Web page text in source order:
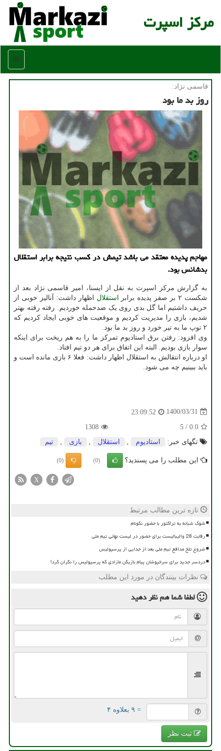
مركز اسپرت
منو
قاسمی نژاد:
روز بد ما بود
مهاجم پدیده معتقد می باشد تیمش در کسب نتیجه برابر استقلال
بدشانس بود.
به گزارش مرکز اسپرت به نقل از ایسنا، امیر قاسمی نژاد بعد از
شکست ۲ بر صفر پدیده برابر
استقلال اظهار داشت: آنالیز خوبی از
حریف داشتیم اما گل بدی روی یک ضدحمله خوردیم. رفته رفته بهتر
شدیم، بازی را مدیریت کردیم و موقعیت های خوبی ایجاد کردیم که
۲ توپ ما به تیر خورد و روز بد ما بود.
وی افزود: رفتن برق استادیوم تمرکز ما را به هم ریخت برای اینکه
سوار بازی بودیم. البته این اتفاق برای هر دو تیم افتاد.
او درباره انتقالش به استقلال اظهار داشت: فعلا ۶ بازی مانده است و
باید ببینیم چه می شود.
1400/03/31
23:09:52
0.0
/
5
1308
تگهای خبر:
استادیوم استقلال بازی تیم
این مطلب را می پسندید؟ (0)
(0)
X
تازه ترین مطالب مرتبط
شوک شبانه به تراکتور با حضور نکونام
رقابت 28 والیبالیست برای حضور در لیست نهائی تیم ملی
شروع تلخ مدافع تیم ملی بعد از جدایی از پرسپولیس
دردسر جدید برای سرخپوشان پیام بازیکن مازادی که پرسپولیس را نگران کرد!
نظرات بینندگان در مورد این مطلب
لطفا شما همنظر دهید
= ۹ بعلاوه ۴
ثبت نظر